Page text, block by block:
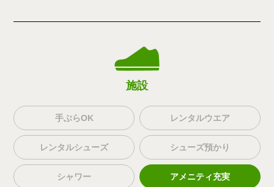
施設
手ぶらOK レンタルウエア
レンタルシューズ シューズ預かり
シャワー アメニティ充実